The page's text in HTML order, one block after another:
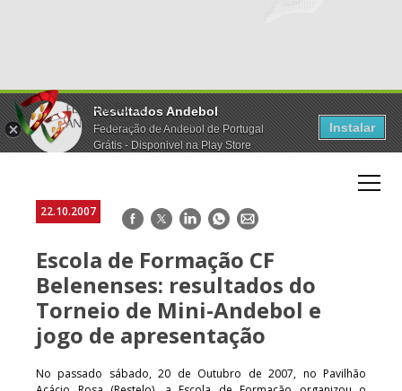
Resultados Andebol
Federação de Andebol de Portugal
Grátis - Disponivel na Play Store
Instalar
22.10.2007 Facebook
TwitterLinkedInWhatsApp
E-
Escola de Formação CF
Belenenses: resultados do
Torneio de Mini-Andebol e
jogo de apresentação
No passado sábado, 20 de Outubro de 2007, no Pavilhão